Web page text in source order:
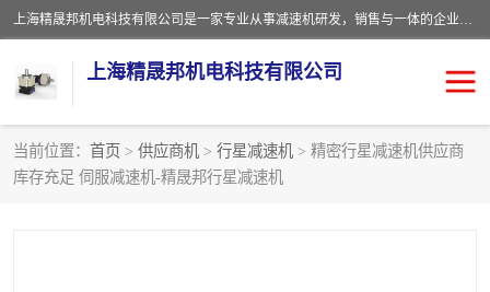
上海精晟邦机电科技有限公司是一家专业从事减速机研发，销售与一体的企业。公司拥有资深技术人员和技术团队服务人才，致力于为广大客户提供专业，细致的产品服务。主营产品有：中型减速电机，微型调速电机，精密行星减速机，蜗轮蜗杆减速机，RFKS四大系列减速机，SKM双曲面齿轮减速机，齿轮减速电机，行星减速机，防爆电机，变频器等系列；产品广泛用于汽车，船舶，能源，环保，包装，物流等领域，欢迎咨询。
上海精晟邦机电科技有限公司
当前位置： 首页 > 供应商机 > 行星减速机 > 精密行星减速机供应商
库存充足 伺服减速机-精晟邦行星减速机
减速电机 NMRV蜗轮蜗杆减速机